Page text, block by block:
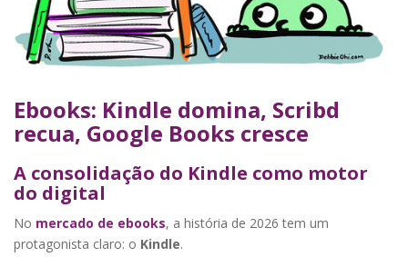
Ebooks: Kindle domina, Scribd
recua, Google Books cresce
A consolidação do Kindle como motor
do digital
No mercado de ebooks, a história de 2026 tem um
protagonista claro: o Kindle.